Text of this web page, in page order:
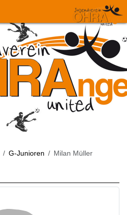
G-Junioren Milan Müller